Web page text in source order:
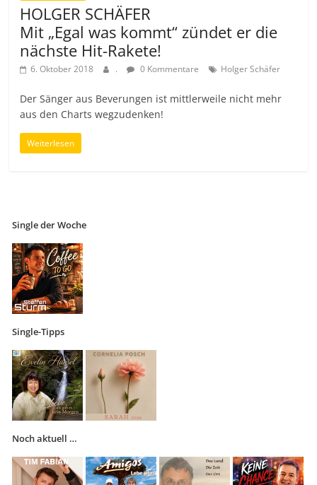
HOLGER SCHÄFER
Mit „Egal was kommt“ zündet er die
nächste Hit-Rakete!
6. Oktober 2018 . 0 Kommentare Holger Schäfer
Der Sänger aus Beverungen ist mittlerweile nicht mehr
aus den Charts wegzudenken!
Weiterlesen
Single der Woche
Single-Tipps
Noch aktuell …